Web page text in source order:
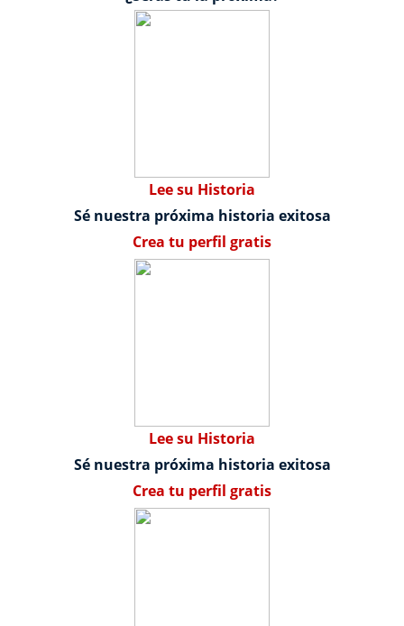
Lee su Historia
Sé nuestra próxima historia exitosa
Crea tu perfil gratis
Lee su Historia
Sé nuestra próxima historia exitosa
Crea tu perfil gratis